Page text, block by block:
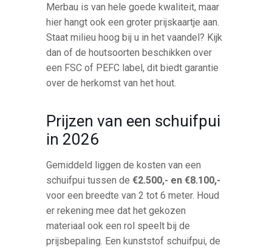
Merbau is van hele goede kwaliteit, maar
hier hangt ook een groter prijskaartje aan.
Staat milieu hoog bij u in het vaandel? Kijk
dan of de houtsoorten beschikken over
een FSC of PEFC label, dit biedt garantie
over de herkomst van het hout.
Prijzen van een schuifpui
in 2026
Gemiddeld liggen de kosten van een
schuifpui tussen de€2.500,- en €8.100,-
voor een breedte van 2 tot 6 meter. Houd
er rekening mee dat het gekozen
materiaal ook een rol speelt bij de
prijsbepaling. Een kunststof schuifpui, de